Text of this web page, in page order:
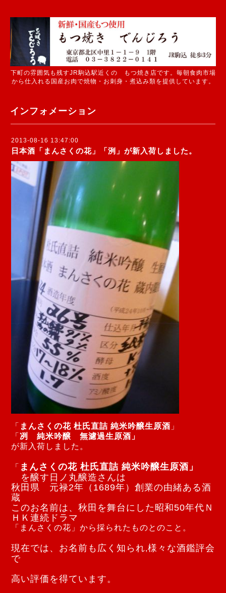
下町の雰囲気も残すJR駒込駅近くの もつ焼き店です。毎朝食肉市場
から仕入れる国産お肉で焼物・お刺身・煮込み類を提供しています。
インフォメーション
2013-08-16 13:47:00
日本酒「まんさくの花」「洌」が新入荷しました。
「 まんさくの花 杜氏直詰 純米吟醸生原酒 」
「 冽 純米吟醸 無濾過生原酒」
が新入荷しました。
「 まんさくの花 杜氏直詰 純米吟醸生原酒」
を醸す日ノ丸醸造さんは
秋田県 元禄2年（1689年）創業の由緒ある酒
蔵
このお名前は、秋田を舞台にした昭和50年代 Ｎ
ＨＫ連続ドラマ
「まんさくの花」から採られたものとのこと。
現在では、お名前も広く知られ,様々な酒鑑評会
で
高い評価を得ています。